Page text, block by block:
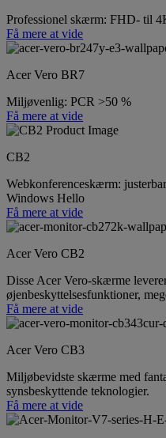
Professionel skærm: FHD- til
Få mere at vide
Acer Vero BR7
Miljøvenlig: PCR >50 %
Få mere at vide
CB2
Webkonferenceskærm:
Windows Hello
Få mere at vide
Acer Vero CB2
Disse Acer Vero-skærme
øjenbeskyttelsesfunktioner,
Få mere at vide
Acer Vero CB3
Miljøbevidste skærme med
synsbeskyttende teknologier.
Få mere at vide